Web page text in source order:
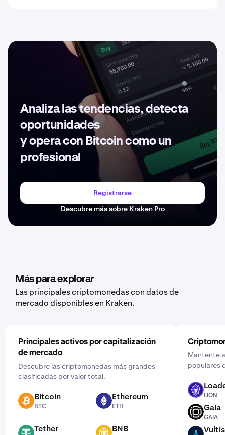
Analiza las tendencias, detecta
oportunidades
y opera con Bitcoin como un
profesional
Registrarse
Descubre más sobre Kraken Pro
Más para explorar
Las principales criptomonedas con datos de
mercado disponibles en Kraken.
Principales activos por capitalización
de mercado
Descubre las criptomonedas más grandes
clasificadas por valor total.
BTC Bitcoin
BTC
ETH Ethereum
ETH
USDT Tether BNB BNB
Mantente
populares
LION
LION
Gaia
GAIA
VULT